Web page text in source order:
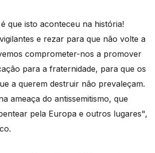
que isto aconteceu na história!
e rezar para que não volte a
comprometer-nos a promover
para a fraternidade, para que os
a querem destruir não prevaleçam.
ameaça do antissemitismo, que
pela Europa e outros lugares",